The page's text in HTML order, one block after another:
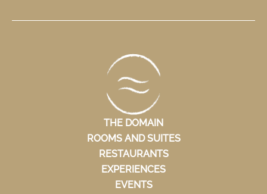
THE DOMAIN
ROOMS AND SUITES
RESTAURANTS
EXPERIENCES
EVENTS